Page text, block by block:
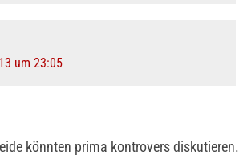
um 23:05
könnten prima kontrovers diskutieren.